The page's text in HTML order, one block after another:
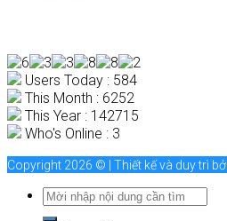
Users Today : 584
This Month : 6252
This Year : 142715
Who's Online : 3
Copyright 2026 © | Thiết kế và duy trì bởi